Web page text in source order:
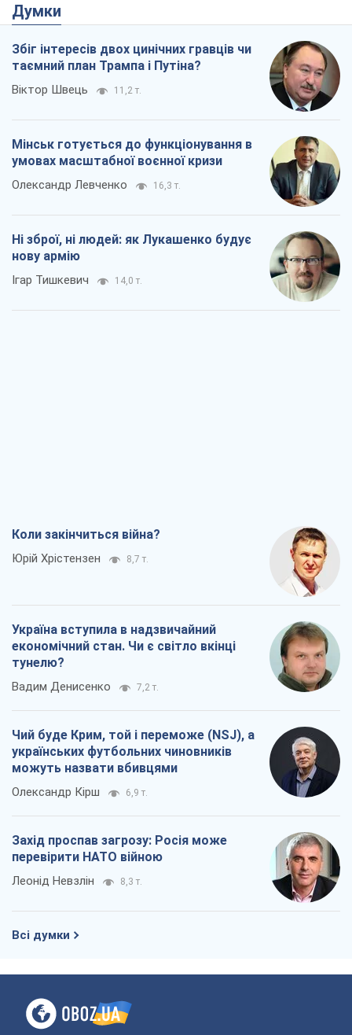
Думки
Збіг інтересів двох цинічних гравців чи
таємний план Трампа і Путіна?
Віктор Швець 11,2 т.
Мінськ готується до функціонування в
умовах масштабної воєнної кризи
Олександр Левченко 16,3 т.
Ні зброї, ні людей: як Лукашенко будує
нову армію
Ігар Тишкевич 14,0 т.
Коли закінчиться війна?
Юрій Хрістензен 8,7 т.
Україна вступила в надзвичайний
економічний стан. Чи є світло вкінці
тунелю?
Вадим Денисенко 7,2 т.
Чий буде Крим, той і переможе (NSJ), а
українських футбольних чиновників
можуть назвати вбивцями
Олександр Кірш 6,9 т.
Захід проспав загрозу: Росія може
перевірити НАТО війною
Леонід Невзлін 8,3 т.
Всі думки